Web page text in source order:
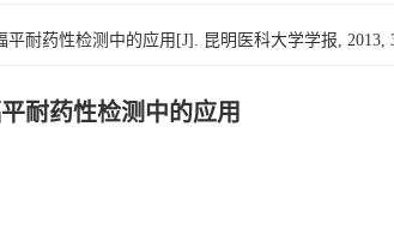
耐药性检测中的应用[J]. 昆明医科大学学报, 2013,
耐药性检测中的应用